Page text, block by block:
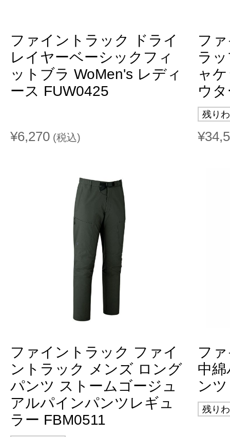
ファイントラック ドライ
レイヤーベーシックフィ
ットブラ WoMen's レディ
ース FUW0425
¥6,270 (税込)
フ
ラ
ャ
ウ
残り
ファイントラック ファイ
ントラック メンズ ロング
パンツ ストームゴージュ
アルパインパンツレギュ
ラー FBM0511
フ
中
ン
残り